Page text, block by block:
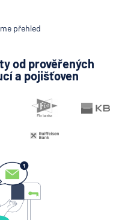
internetbanking
přehled
od prověřených
a pojišťoven